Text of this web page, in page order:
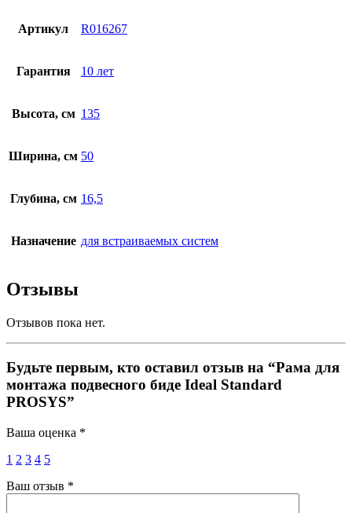
Артикул R016267
Гарантия 10 лет
Высота, см 135
Ширина, см 50
Глубина, см 16,5
Назначение для встраиваемых систем
Отзывы
Отзывов пока нет.
Будьте первым, кто оставил отзыв на “Рама для
монтажа подвесного биде Ideal Standard
PROSYS”
Ваша оценка *
1 2 3 4 5
Ваш отзыв *